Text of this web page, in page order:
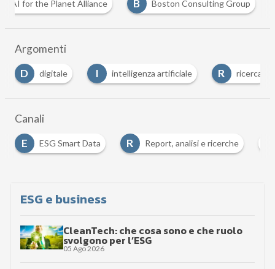
A
AI for the Planet Alliance B Boston Consulting Group
Argomenti
D
digitale I intelligenza artificiale R ricerca
Canali
R Report, analisi e ricerche Sustainability
ESG e business
CleanTech: che cosa sono e che ruolo
svolgono per l’ESG
05 Ago 2026